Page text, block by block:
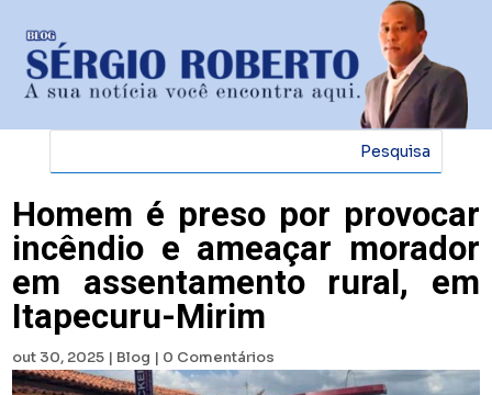
Homem é preso por provocar
incêndio e ameaçar morador
em assentamento rural, em
Itapecuru-Mirim
out 30, 2025 | Blog | 0 Comentários